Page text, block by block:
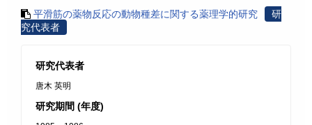
平滑筋の薬物反応の動物種差に関する薬理学的研究
研
究代表者
研究代表者
唐木 英明
研究期間 (年度)